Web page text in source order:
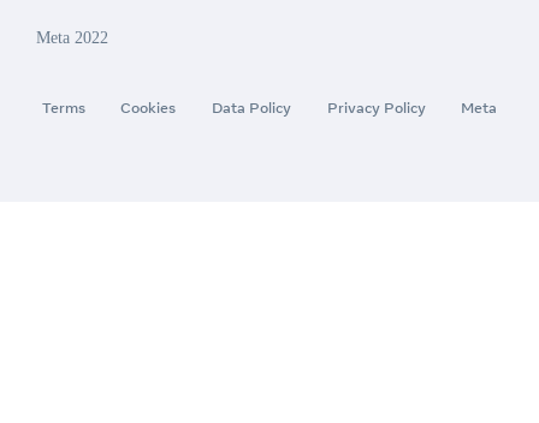
Meta 2022
Terms Cookies Data Policy Privacy Policy Meta